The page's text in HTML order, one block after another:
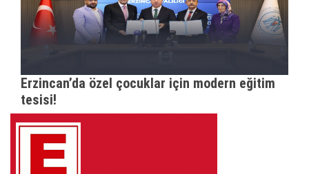
Erzincan’da özel çocuklar için modern eğitim
tesisi!